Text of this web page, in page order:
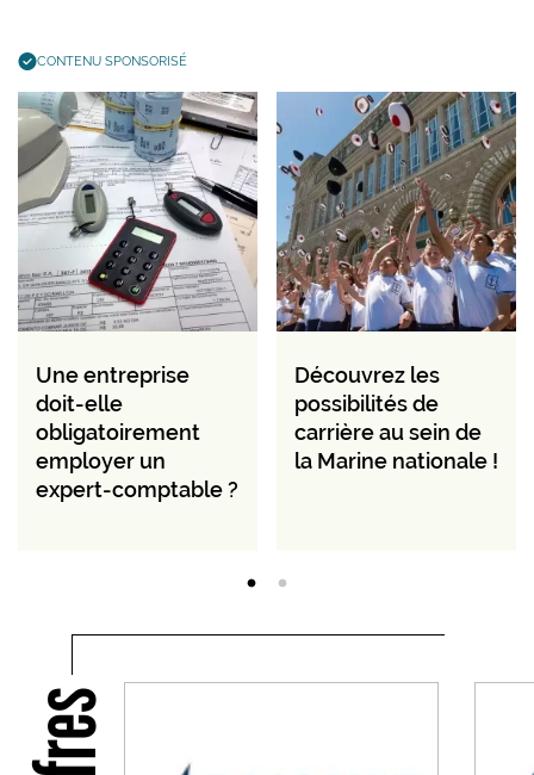
CONTENU SPONSORISÉ
Une entreprise
doit-elle
obligatoirement
employer un
expert-comptable ?
Découvrez les
possibilités de
carrière au sein de
la Marine nationale !